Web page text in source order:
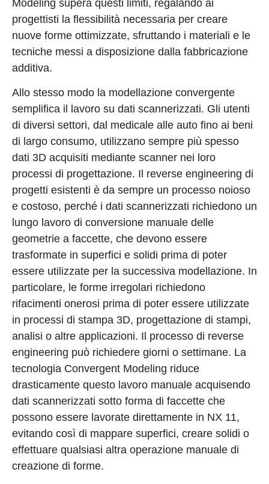
Modeling supera questi limiti, regalando ai
progettisti la flessibilità necessaria per creare
nuove forme ottimizzate, sfruttando i materiali e le
tecniche messi a disposizione dalla fabbricazione
additiva.
Allo stesso modo la modellazione convergente
semplifica il lavoro su dati scannerizzati. Gli utenti
di diversi settori, dal medicale alle auto fino ai beni
di largo consumo, utilizzano sempre più spesso
dati 3D acquisiti mediante scanner nei loro
processi di progettazione. Il reverse engineering di
progetti esistenti è da sempre un processo noioso
e costoso, perché i dati scannerizzati richiedono un
lungo lavoro di conversione manuale delle
geometrie a faccette, che devono essere
trasformate in superfici e solidi prima di poter
essere utilizzate per la successiva modellazione. In
particolare, le forme irregolari richiedono
rifacimenti onerosi prima di poter essere utilizzate
in processi di stampa 3D, progettazione di stampi,
analisi o altre applicazioni. Il processo di reverse
engineering può richiedere giorni o settimane. La
tecnologia Convergent Modeling riduce
drasticamente questo lavoro manuale acquisendo
dati scannerizzati sotto forma di faccette che
possono essere lavorate direttamente in NX 11,
evitando così di mappare superfici, creare solidi o
effettuare qualsiasi altra operazione manuale di
creazione di forme.